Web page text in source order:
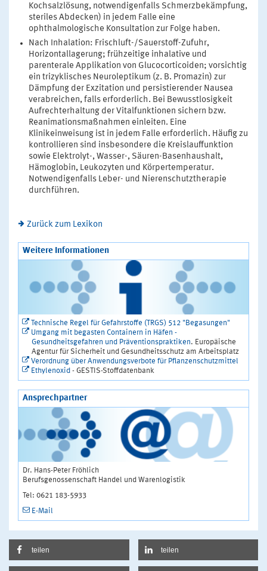
Kochsalzlösung, notwendigenfalls Schmerzbekämpfung,
steriles Abdecken) in jedem Falle eine
ophthalmologische Konsultation zur Folge haben.
Nach Inhalation: Frischluft-/Sauerstoff-Zufuhr,
Horizontallagerung; frühzeitige inhalative und
parenterale Applikation von Glucocorticoiden; vorsichtig
ein trizyklisches Neuroleptikum (z. B. Promazin) zur
Dämpfung der Exzitation und persistierender Nausea
verabreichen, falls erforderlich. Bei Bewusstlosigkeit
Aufrechterhaltung der Vitalfunktionen sichern bzw.
Reanimationsmaßnahmen einleiten. Eine
Klinikeinweisung ist in jedem Falle erforderlich. Häufig zu
kontrollieren sind insbesondere die Kreislauffunktion
sowie Elektrolyt-, Wasser-, Säuren-Basenhaushalt,
Hämoglobin, Leukozyten und Körpertemperatur.
Notwendigenfalls Leber- und Nierenschutztherapie
durchführen.
Zurück zum Lexikon
Weitere Informationen
Technische Regel für Gefahrstoffe (TRGS) 512 "Begasungen"
Umgang mit begasten Containern in Häfen -
Gesundheitsgefahren und Präventionspraktiken. Europäische
Agentur für Sicherheit und Gesundheitsschutz am Arbeitsplatz
Verordnung über Anwendungsverbote für Pflanzenschutzmittel
Ethylenoxid - GESTIS-Stoffdatenbank
Ansprechpartner
Dr. Hans-Peter Fröhlich
Berufsgenossenschaft Handel und Warenlogistik
Tel: 0621 183-5933
E-Mail
teilen teilen